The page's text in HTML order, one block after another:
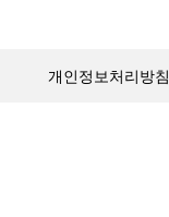
개인정보처리방침